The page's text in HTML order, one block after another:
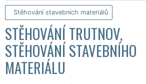
Stěhování stavebních materiálů
STĚHOVÁNÍ TRUTNOV,
STĚHOVÁNÍ STAVEBNÍHO
MATERIÁLU